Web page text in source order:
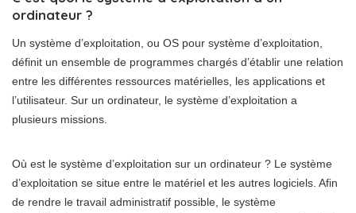
ordinateur ?
Un système d’exploitation, ou OS pour système d’exploitation,
définit un ensemble de programmes chargés d’établir une relation
entre les différentes ressources matérielles, les applications et
l’utilisateur. Sur un ordinateur, le système d’exploitation a
plusieurs missions.
Où est le système d’exploitation sur un ordinateur ? Le système
d’exploitation se situe entre le matériel et les autres logiciels. Afin
de rendre le travail administratif possible, le système